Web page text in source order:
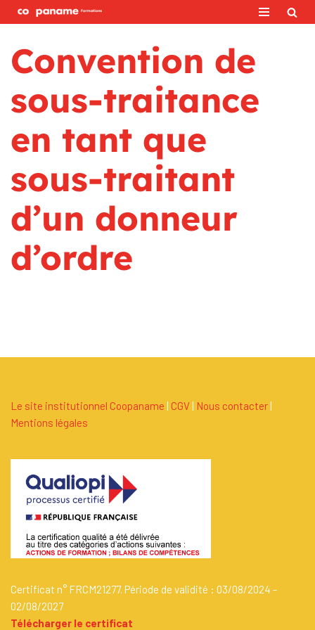
au
contenu
Convention de
sous-traitance
en tant que
sous-traitant
d’un donneur
d’ordre
Le site institutionnel Coopaname CGV Nous contacter
Mentions légales
Certificat n° FRCM21277. Période de validité : 03/08/2024 -
02/08/2027
Télécharger le certificat